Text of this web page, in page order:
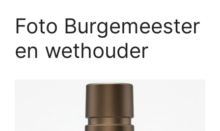
Foto Burgemeester
en wethouder